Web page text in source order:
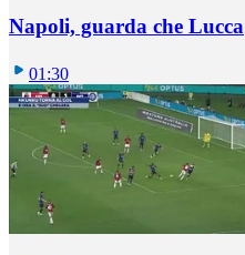
Napoli, guarda che Lucca
01:30